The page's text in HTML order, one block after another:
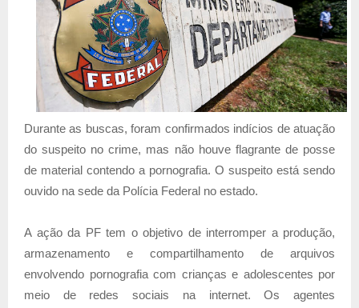
Durante as buscas, foram confirmados indícios de atuação
do suspeito no crime, mas não houve flagrante de posse
de material contendo a pornografia. O suspeito está sendo
ouvido na sede da Polícia Federal no estado.
A ação da PF tem o objetivo de interromper a produção,
armazenamento e compartilhamento de arquivos
envolvendo pornografia com crianças e adolescentes por
meio de redes sociais na internet. Os agentes